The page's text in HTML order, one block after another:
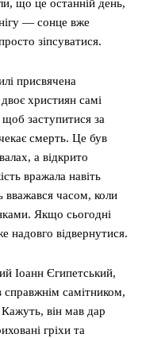
що це останній день,
— сонце вже
зіпсуватися.
присвячена
християн самі
заступитися за
смерть. Це був
а відкрито
вражала навіть
вважався часом, коли
Якщо сьогодні
надовго відвернутися.
Іоанн Єгипетський,
самітником,
він мав дар
гріхи та